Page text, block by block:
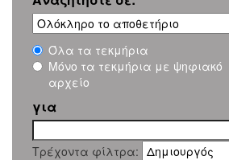
Όλα τα τεκμήρια
Μόνο τα τεκμήρια με ψηφιακό
αρχείο
για
Τρέχοντα φίλτρα: